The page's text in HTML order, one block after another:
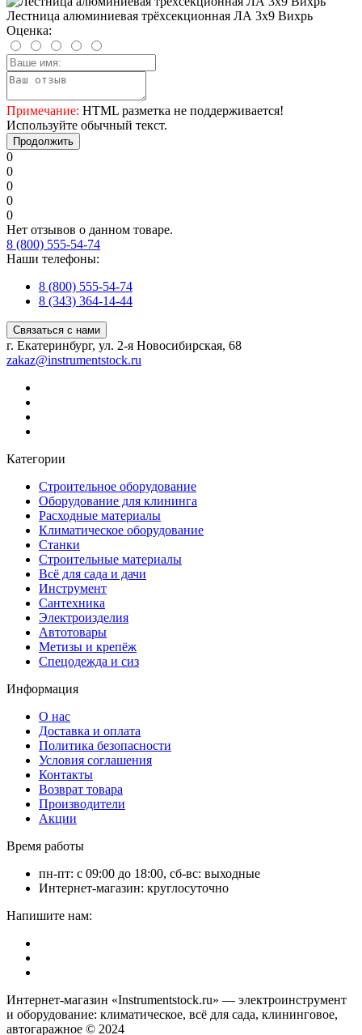
Лестница алюминиевая трёхсекционная ЛА 3х9 Вихрь
Оценка:
Примечание: HTML разметка не поддерживается!
Используйте обычный текст.
Продолжить
0
0
0
0
0
Нет отзывов о данном товаре.
8 (800) 555-54-74
Наши телефоны:
8 (800) 555-54-74
8 (343) 364-14-44
Связаться с нами
г. Екатеринбург, ул. 2-я Новосибирская, 68
zakaz@instrumentstock.ru
Категории
Строительное оборудование
Оборудование для клининга
Расходные материалы
Климатическое оборудование
Станки
Строительные материалы
Всё для сада и дачи
Инструмент
Сантехника
Электроизделия
Автотовары
Метизы и крепёж
Спецодежда и сиз
Информация
О нас
Доставка и оплата
Политика безопасности
Условия соглашения
Контакты
Возврат товара
Производители
Акции
Время работы
пн-пт: с 09:00 до 18:00, сб-вс: выходные
Интернет-магазин: круглосуточно
Напишите нам:
Интернет-магазин «Instrumentstock.ru» — электроинструмент
и оборудование: климатическое, всё для сада, клининговое,
автогаражное © 2024